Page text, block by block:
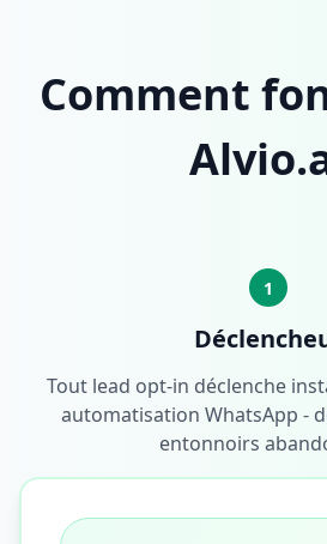
Comment
1
Tout lead opt-in déclenche
automatisation WhatsApp -
entonnoirs